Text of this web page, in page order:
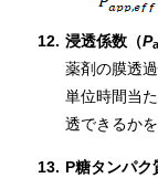
12. 浸透係数（P
薬剤の膜透
単位時間当
透できるか
13. P糖タンパク